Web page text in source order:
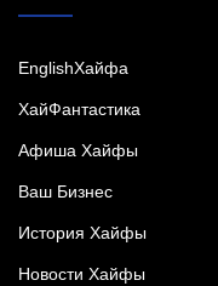
EnglishХайфа
XайФантастика
Афиша Хайфы
Ваш Бизнес
История Хайфы
Новости Хайфы